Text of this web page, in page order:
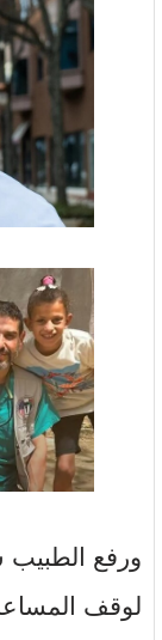
ورفع الطبيب
لوقف